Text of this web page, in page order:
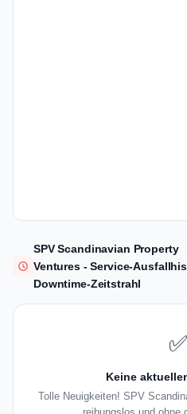
SPV Scandinavian Property
Ventures - Service-
Downtime-Zeitstrahl
✅
Keine
Tolle Neuigkeiten! SPV